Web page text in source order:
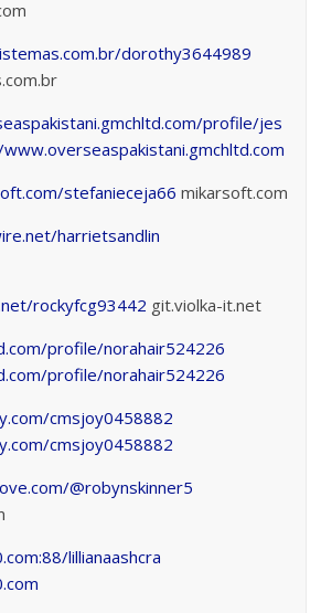
dorothy3644989
profile/jes
stefanieceja66 mikarsoft.com
harrietsandlin
rockyfcg93442 git.violka-it.net
profile/norahair524226
profile/norahair524226
cmsjoy0458882
cmsjoy0458882
@robynskinner5
lillianaashcra